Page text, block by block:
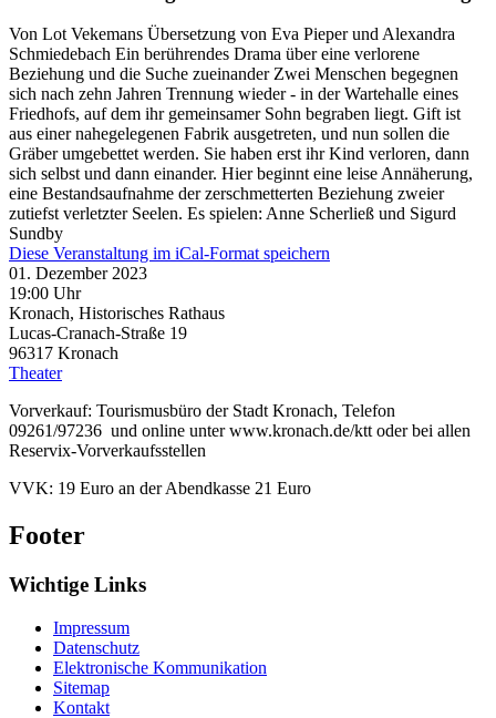
Von Lot Vekemans Übersetzung von Eva Pieper und Alexandra
Schmiedebach Ein berührendes Drama über eine verlorene
Beziehung und die Suche zueinander Zwei Menschen begegnen
sich nach zehn Jahren Trennung wieder - in der Wartehalle eines
Friedhofs, auf dem ihr gemeinsamer Sohn begraben liegt. Gift ist
aus einer nahegelegenen Fabrik ausgetreten, und nun sollen die
Gräber umgebettet werden. Sie haben erst ihr Kind verloren, dann
sich selbst und dann einander. Hier beginnt eine leise Annäherung,
eine Bestandsaufnahme der zerschmetterten Beziehung zweier
zutiefst verletzter Seelen. Es spielen: Anne Scherließ und Sigurd
Sundby
Diese Veranstaltung im iCal-Format speichern
01. Dezember 2023
19:00 Uhr
Kronach, Historisches Rathaus
Lucas-Cranach-Straße 19
96317 Kronach
Theater
Vorverkauf: Tourismusbüro der Stadt Kronach, Telefon
09261/97236 und online unter www.kronach.de/ktt oder bei allen
Reservix-Vorverkaufsstellen
VVK: 19 Euro an der Abendkasse 21 Euro
Footer
Wichtige Links
Impressum
Datenschutz
Elektronische Kommunikation
Sitemap
Kontakt